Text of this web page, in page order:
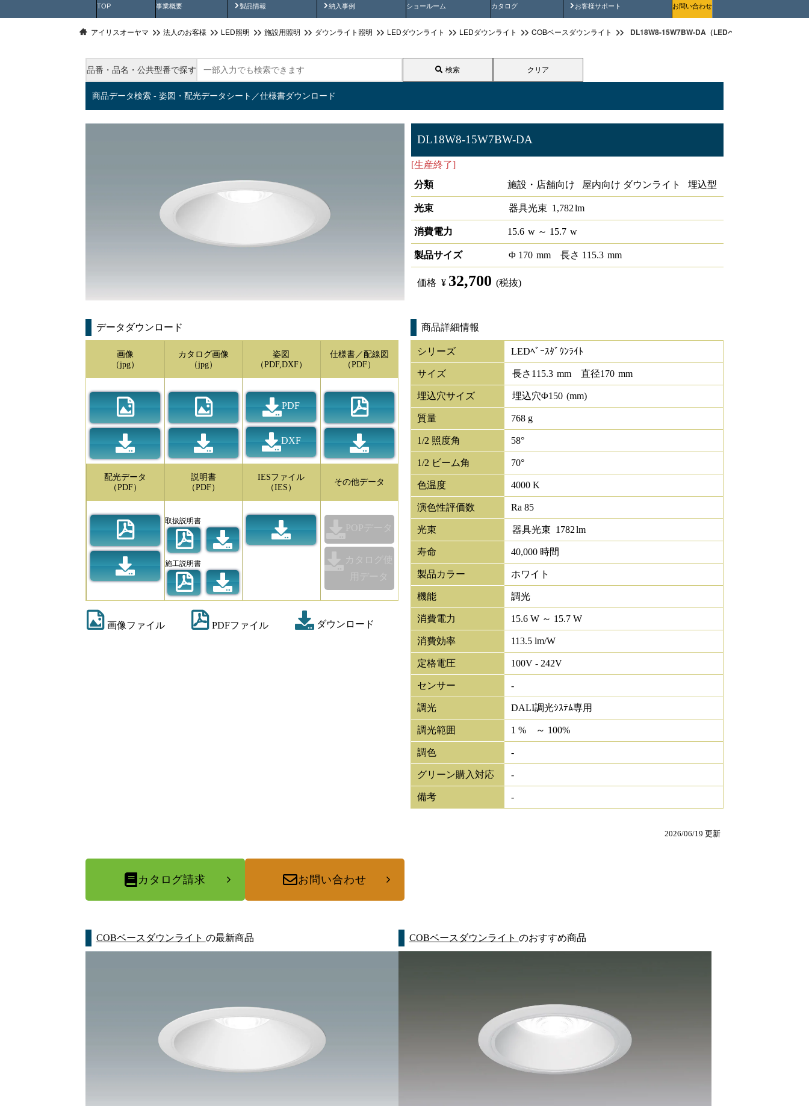
TOP 事業概要 製品情報
製品動画 納入事例
納入事例動画 ショールーム カタログ お客様サポート
安全にご使用いただくためにお問い合わせ
アイリスオーヤマ 法人のお客様 LED照明 施設用照明 ダウンライト照明 LEDダウンライト LEDダウンライト COBベースダウンライト DL18W8-15W7BW-DA（LEDベースダウンライト
品番・品名・公共型番で探す 検索 クリア
商品データ検索 - 姿図・配光データシート／仕様書ダウンロード
DL18W8-15W7BW-DA
[生産終了]
分類
施設・店舗向け 屋内向け ダウンライト 埋込型
光束 器具光束 1,782 lm
消費電力 15.6 w ～ 15.7 w
製品サイズ Φ 170 mm 長さ 115.3 mm
価格 ¥ 32,700 (税抜)
データダウンロード
画像
（jpg）
カタログ画像
（jpg）
姿図
（PDF,DXF）
PDF
DXF
仕様書／配線図
（PDF）
配光データ
（PDF）
説明書
（PDF）
取扱説明書
施工説明書
IESファイル
（IES）
その他データ
POPデータ
カタログ使
用データ
画像ファイル PDFファイル ダウンロード
商品詳細情報
シリーズ LEDﾍﾞｰｽﾀﾞｳﾝﾗｲﾄ
サイズ 長さ 115.3 mm 直径170 mm
埋込穴サイズ 埋込穴Φ150 (mm)
質量 768 g
1/2 照度角 58°
1/2 ビーム角 70°
色温度 4000 K
演色性評価数 Ra 85
光束 器具光束 1782lm
寿命 40,000 時間
製品カラー ホワイト
機能 調光
消費電力 15.6 W ～ 15.7 W
消費効率 113.5 lm/W
定格電圧 100V - 242V
センサー -
調光 DALI調光ｼｽﾃﾑ専用
調光範囲 1 % ～ 100%
調色 -
グリーン購入対応 -
備考 -
2026/06/19 更新
カタログ請求 お問い合わせ
COBベースダウンライト の最新商品 COBベースダウンライト のおすすめ商品